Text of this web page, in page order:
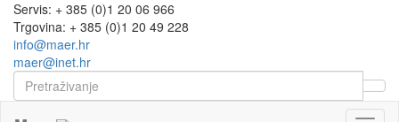
Servis: + 385 (0)1 20 06 966
Trgovina: + 385 (0)1 20 49 228
info@maer.hr
maer@inet.hr